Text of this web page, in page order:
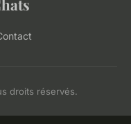
droits réservés.